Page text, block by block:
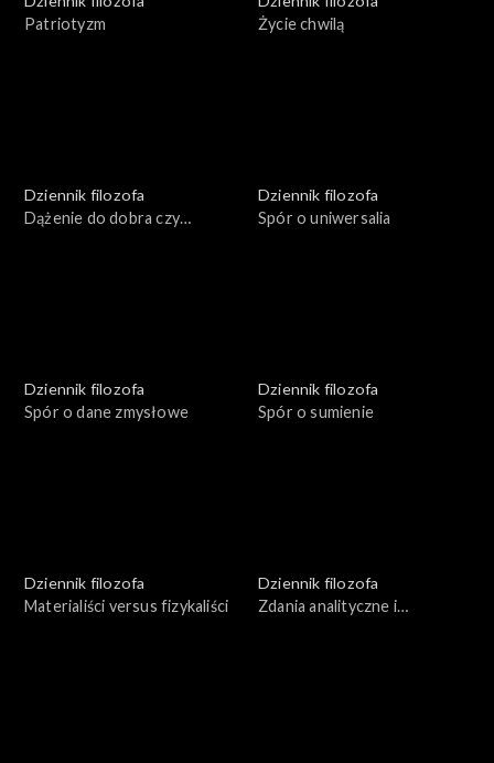
Patriotyzm
Życie chwilą
Dziennik filozofa
Dążenie do dobra czy
Dziennik filozofa
Spór o uniwersalia
Dziennik filozofa
Spór o dane zmysłowe
Dziennik filozofa
Spór o sumienie
Dziennik filozofa
Materialiści versus fizykaliści
Dziennik filozofa
Zdania analityczne i